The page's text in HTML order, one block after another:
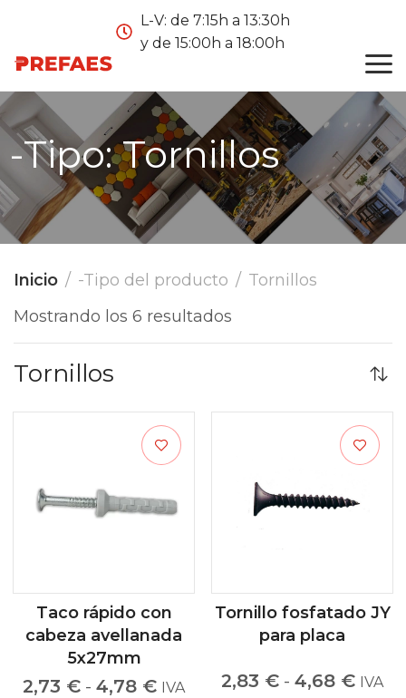
L-V: de 7:15h a 13:30h
y de 15:00h a 18:00h
-Tipo:Tornillos
Inicio -Tipo del producto
Tornillos
Mostrando los 6 resultados
Tornillos
Taco rápido con
cabeza avellanada
5x27mm
2,73 € - 4,78 € IVA
Tornillo fosfatado JY
para placa
2,83 € - 4,68 € IVA